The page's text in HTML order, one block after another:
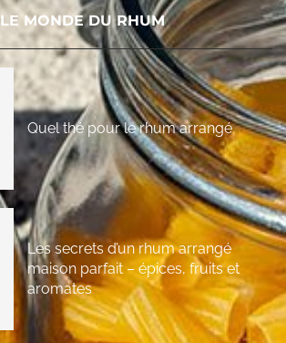
LE MONDE DU RHUM
Quel thé pour le rhum arrangé
Les secrets d’un rhum arrangé
maison parfait – épices, fruits et
aromates